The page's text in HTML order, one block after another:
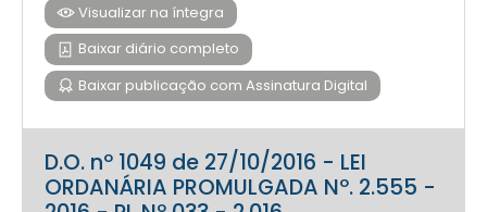
Visualizar na íntegra
Baixar diário completo
Baixar publicação com Assinatura Digital
D.O. nº 1049 de 27/10/2016 - LEI
ORDANÁRIA PROMULGADA Nº. 2.555 -